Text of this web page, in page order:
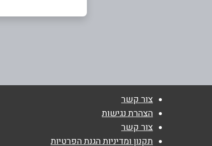
צור קשר
הצהרת נגישות
צור קשר
תקנון ומדיניות הגנת הפרטיות